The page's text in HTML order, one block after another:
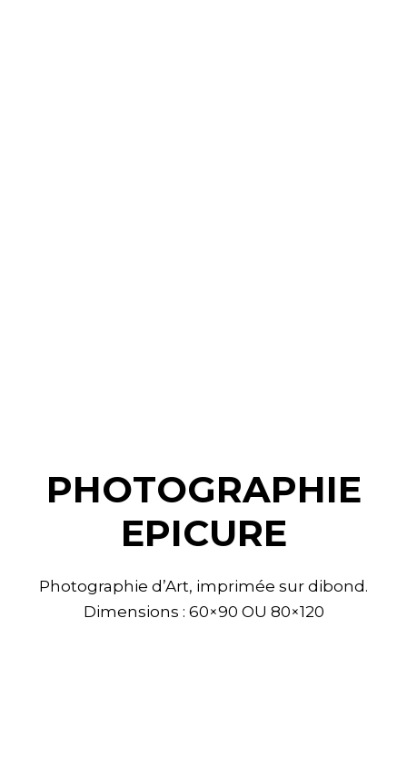
PHOTOGRAPHIE
EPICURE
Photographie d’Art, imprimée sur dibond.
Dimensions : 60×90 OU 80×120